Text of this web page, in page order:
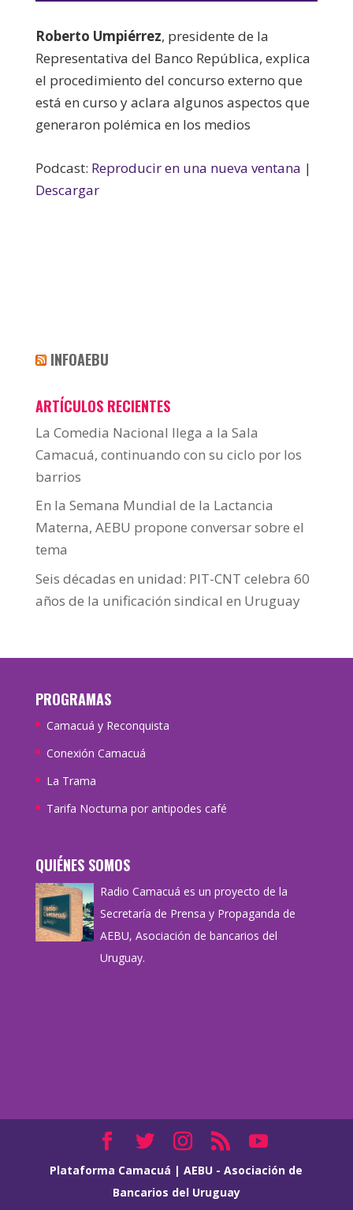
Roberto Umpiérrez, presidente de la
Representativa del Banco República, explica
el procedimiento del concurso externo que
está en curso y aclara algunos aspectos que
generaron polémica en los medios
Podcast: Reproducir en una nueva ventana |
Descargar
INFOAEBU
ARTÍCULOS RECIENTES
La Comedia Nacional llega a la Sala
Camacuá, continuando con su ciclo por los
barrios
En la Semana Mundial de la Lactancia
Materna, AEBU propone conversar sobre el
tema
Seis décadas en unidad: PIT-CNT celebra 60
años de la unificación sindical en Uruguay
PROGRAMAS
Camacuá y Reconquista
Conexión Camacuá
La Trama
Tarifa Nocturna por antipodes café
QUIÉNES SOMOS
Radio Camacuá es un proyecto de la
Secretaría de Prensa y Propaganda de
AEBU, Asociación de bancarios del
Uruguay.
Plataforma Camacuá |AEBU - Asociación de
Bancarios del Uruguay